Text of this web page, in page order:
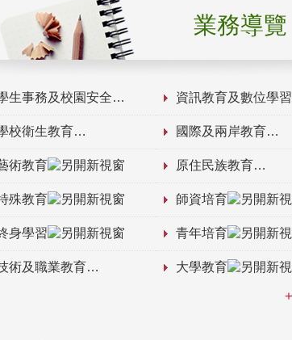
業務導覽
生事務及校園安全 資訊教育及數位學習
校衛生教育 國際及兩岸教育
術教育 原住民族教育
殊教育 師資培育
身學習 青年培育
術及職業教育 大學教育